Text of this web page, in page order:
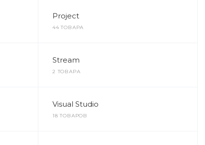
Project
44 ТОВАРА
Stream
2 ТОВАРА
Visual Studio
18 ТОВАРОВ